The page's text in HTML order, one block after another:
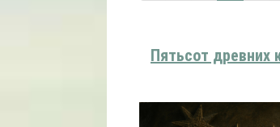
Пятьсот древних